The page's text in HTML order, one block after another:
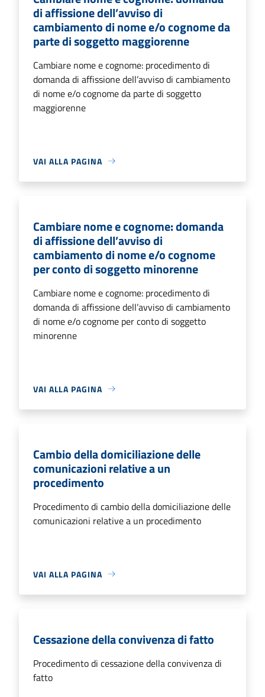
di affissione dell’avviso di
cambiamento di nome e/o cognome da
parte di soggetto maggiorenne
Cambiare nome e cognome: procedimento di
domanda di affissione dell’avviso di cambiamento
di nome e/o cognome da parte di soggetto
maggiorenne
VAI ALLA PAGINA
Cambiare nome e cognome: domanda
di affissione dell’avviso di
cambiamento di nome e/o cognome
per conto di soggetto minorenne
Cambiare nome e cognome: procedimento di
domanda di affissione dell’avviso di cambiamento
di nome e/o cognome per conto di soggetto
minorenne
VAI ALLA PAGINA
Cambio della domiciliazione delle
comunicazioni relative a un
procedimento
Procedimento di cambio della domiciliazione delle
comunicazioni relative a un procedimento
VAI ALLA PAGINA
Cessazione della convivenza di fatto
Procedimento di cessazione della convivenza di
fatto